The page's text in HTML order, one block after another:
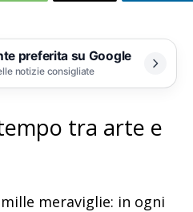
preferita su Google
notizie consigliate
tra arte e
meraviglie: in ogni